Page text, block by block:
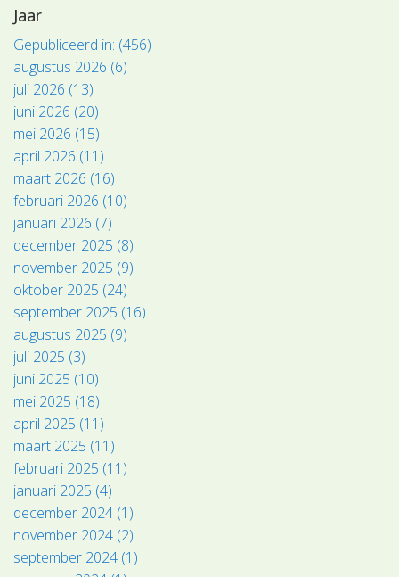
Jaar
Gepubliceerd in: (456)
augustus 2026 (6)
juli 2026 (13)
juni 2026 (20)
mei 2026 (15)
april 2026 (11)
maart 2026 (16)
februari 2026 (10)
januari 2026 (7)
december 2025 (8)
november 2025 (9)
oktober 2025 (24)
september 2025 (16)
augustus 2025 (9)
juli 2025 (3)
juni 2025 (10)
mei 2025 (18)
april 2025 (11)
maart 2025 (11)
februari 2025 (11)
januari 2025 (4)
december 2024 (1)
november 2024 (2)
september 2024 (1)